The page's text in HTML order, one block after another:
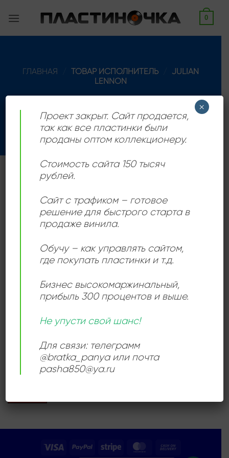
0
ГЛАВНАЯ ТОВАР ИСПОЛНИТЕЛЬ
JULIAN
LENNON
Британский музыкант и автор песен, родился 8
Синтии Леннон.
Add to
wishlist
ПОП МУЗЫКА
Валотт
600,00 ₽
Продается: Интернет-магазин
Visa PayPal Stripe MasterCard
Проект закрыт. Сайт продается,
так как все пластинки были
проданы оптом коллекционеру.
Стоимость сайта 150 тысяч
рублей.
Сайт с трафиком – готовое
решение для быстрого старта в
продаже винила.
Обучу – как управлять сайтом,
где покупать пластинки и т.д.
Бизнес высокомаржинальный,
прибыль 300 процентов и выше.
Не упусти свой шанс!
Для связи: телеграмм
@bratka_panya или почта
pasha850@ya.ru
×